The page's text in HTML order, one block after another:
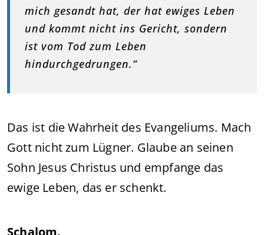
mich gesandt hat, der hat ewiges Leben
und kommt nicht ins Gericht, sondern
ist vom Tod zum Leben
hindurchgedrungen.“
Das ist die Wahrheit des Evangeliums. Mach
Gott nicht zum Lügner. Glaube an seinen
Sohn Jesus Christus und empfange das
ewige Leben, das er schenkt.
Schalom.